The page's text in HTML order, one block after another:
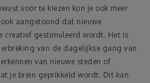
voor te kiezen kun je ook meer
aangetoond dat nieuwe
creatief gestimuleerd wordt. Het is
van de dagelijkse gang van
van nieuwe steden of
je brein geprikkeld wordt. Dit kan